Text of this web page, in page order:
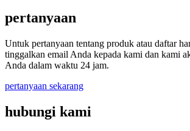
pertanyaan
Untuk pertanyaan tentang produk atau daftar
tinggalkan email Anda kepada kami dan kami
Anda dalam waktu 24 jam.
pertanyaan sekarang
hubungi kami